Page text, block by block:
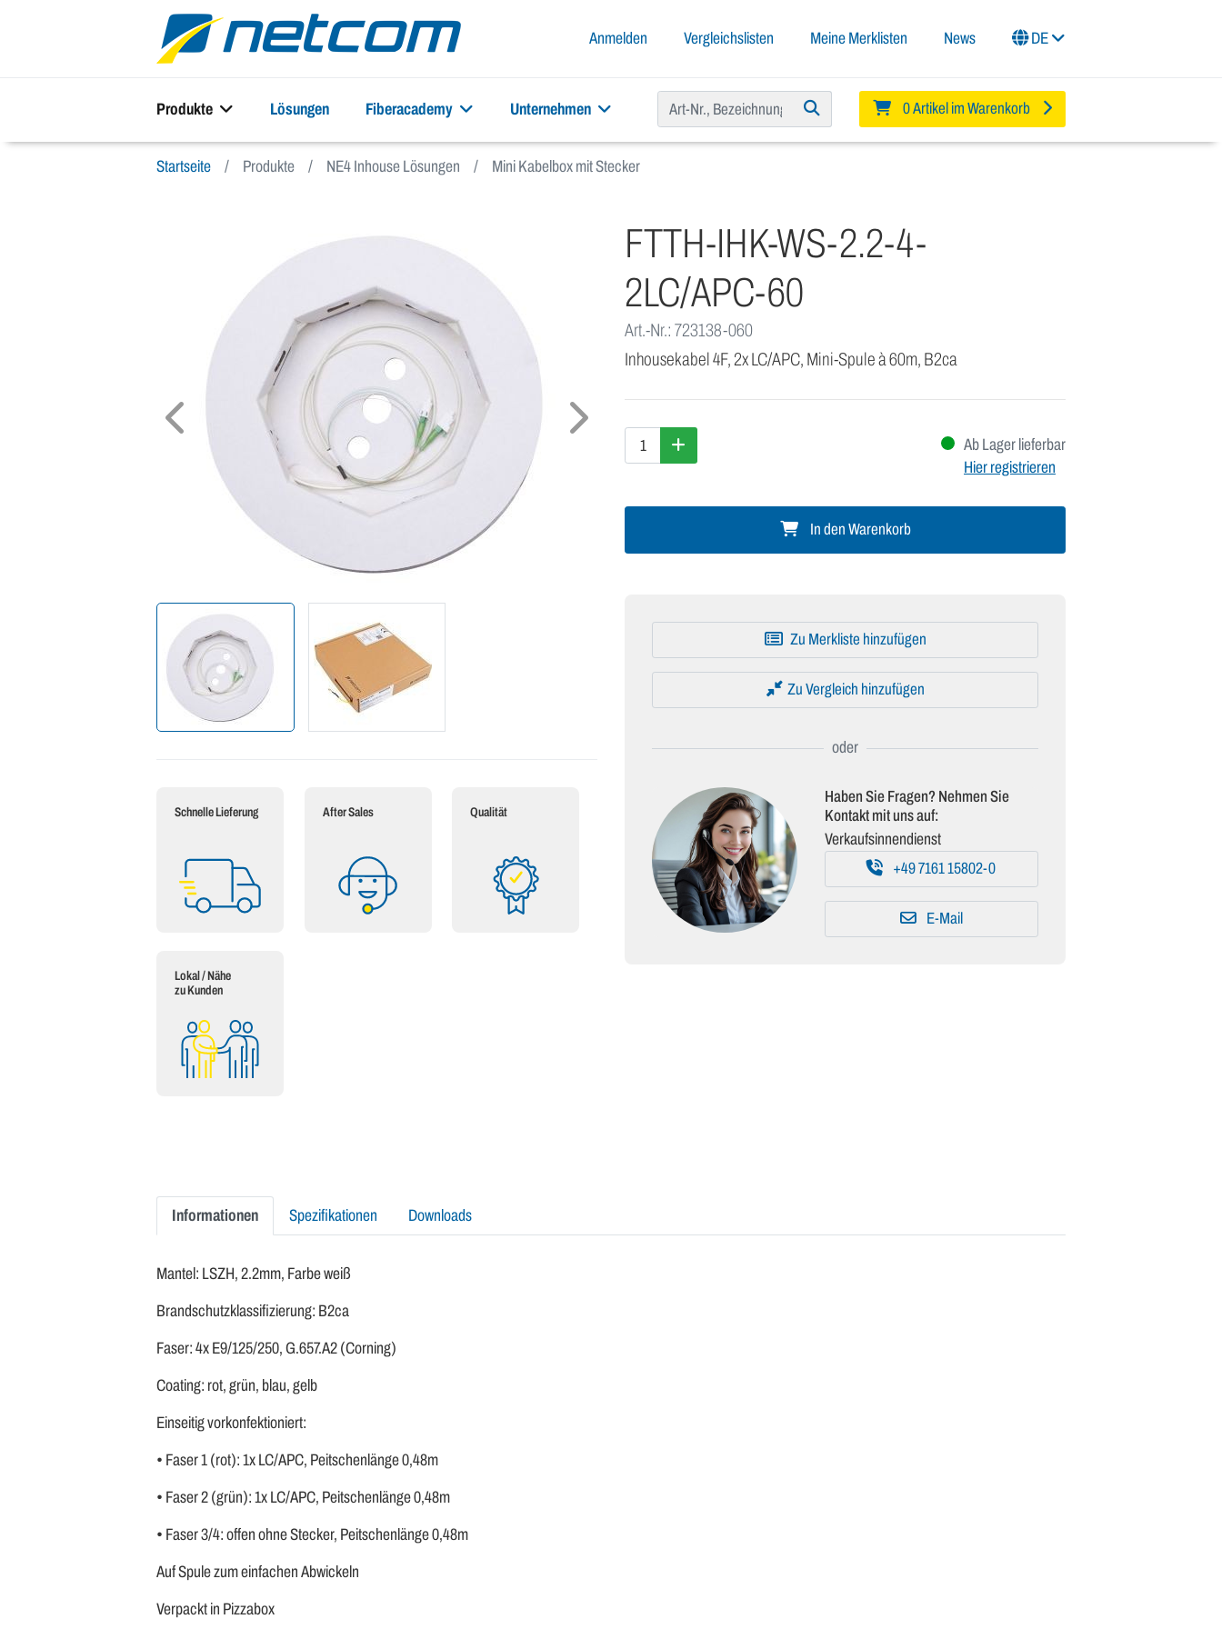
Anmelden Vergleichslisten Meine Merklisten News DE
Produkte Lösungen Fiberacademy Unternehmen 0 Artikel im Warenkorb
Startseite Produkte NE4 Inhouse Lösungen Mini Kabelbox mit Stecker
Schnelle Lieferung After Sales Qualität
Lokal / Nähe
zu Kunden
FTTH-IHK-WS-2.2-4-
2LC/APC-60
Art.-Nr.: 723138-060
Inhousekabel 4F, 2x LC/APC, Mini-Spule à 60m, B2ca
Ab Lager lieferbar
Hier registrieren
In den Warenkorb
Zu Merkliste hinzufügen
Zu Vergleich hinzufügen
Haben Sie Fragen? Nehmen Sie
Kontakt mit uns auf:
Verkaufsinnendienst
+49 7161 15802-0
E-Mail
Informationen Spezifikationen Downloads
Mantel: LSZH, 2.2mm, Farbe weiß
Brandschutzklassifizierung: B2ca
Faser: 4x E9/125/250, G.657.A2 (Corning)
Coating: rot, grün, blau, gelb
Einseitig vorkonfektioniert:
• Faser 1 (rot): 1x LC/APC, Peitschenlänge 0,48m
• Faser 2 (grün): 1x LC/APC, Peitschenlänge 0,48m
• Faser 3/4: offen ohne Stecker, Peitschenlänge 0,48m
Auf Spule zum einfachen Abwickeln
Verpackt in Pizzabox